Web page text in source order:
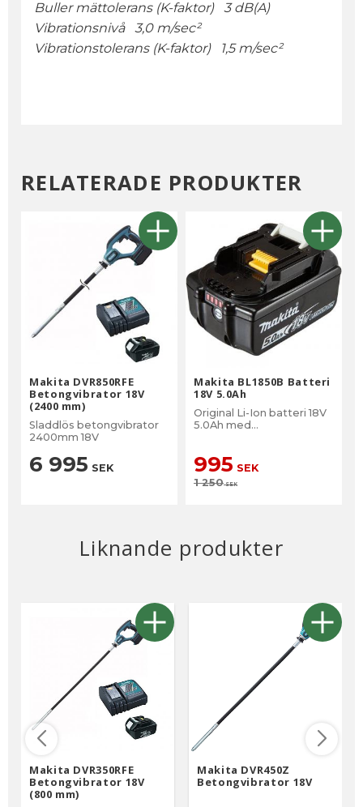
Buller mättolerans (K-faktor) 3 dB(A)
Vibrationsnivå 3,0 m/sec²
Vibrationstolerans (K-faktor) 1,5 m/sec²
RELATERADE PRODUKTER
Makita DVR850RFE
Betongvibrator 18V
(2400 mm)
Sladdlös betongvibrator
2400mm 18V
6 995 SEK
Makita BL1850B Batteri
18V 5.0Ah
Original Li-Ion batteri 18V
5.0Ah med
995 SEK
1 250SEK
Liknande produkter
Makita DVR350RFE
Betongvibrator 18V
(800 mm)
Makita DVR450Z
Betongvibrator 18V